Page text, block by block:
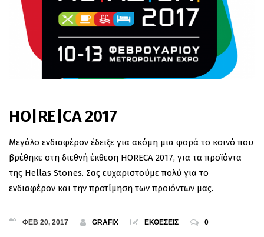
HO|RE|CA 2017
Μεγάλο ενδιαφέρον έδειξε για ακόμη μια φορά το κοινό που
βρέθηκε στη διεθνή έκθεση HORECA 2017, για τα προϊόντα
της Hellas Stones. Σας ευχαριστούμε πολύ για το
ενδιαφέρον και την προτίμηση των προϊόντων μας.
ΦΕΒ 20, 2017 GRAFIX ΕΚΘΕΣΕΙΣ 0